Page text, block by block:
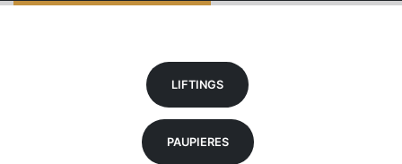
LIFTINGS
PAUPIERES